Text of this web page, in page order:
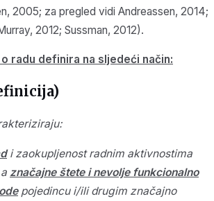
2005; za pregled vidi Andreassen, 2014;
2012; Sussman, 2012).
radu definira na sljedeći način:
i zaokupljenost radnim aktivnostima
značajne štete i nevolje funkcionalno
pojedincu i/ili drugim značajno